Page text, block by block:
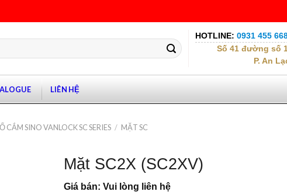
HOTLINE: 0931 455
Số 41 đường số
P. An
LIÊN HỆ
CẮM SINO VANLOCK SC SERIES / MẶT SC
Mặt SC2X (SC2XV)
Giá bán: Vui lòng liên hệ